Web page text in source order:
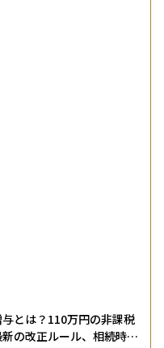
とは？110万円の非課税
の改正ルール、相続時精